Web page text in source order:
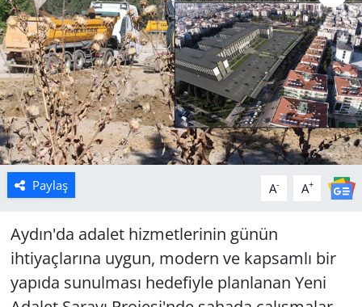
Paylaş A- A+
Aydın'da adalet hizmetlerinin günün
ihtiyaçlarına uygun, modern ve kapsamlı bir
yapıda sunulması hedefiyle planlanan Yeni